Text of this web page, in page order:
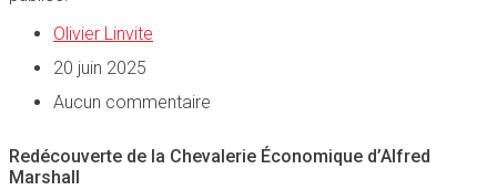
Olivier Linvite
20 juin 2025
Aucun commentaire
Redécouverte de la Chevalerie Économique d’Alfred
Marshall